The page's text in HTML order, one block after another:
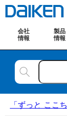
会社
情報
製品
情報
「ずっと ここ